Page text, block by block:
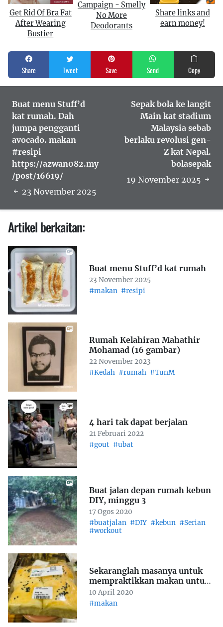
Get Rid Of Bra Fat
After Wearing
Bustier
Campaign - Smelly
No More
Deodorants
Share links and
earn money!
Share Tweet Save Send Copy
Buat menu Stuff’d
kat rumah. Dah
jumpa pengganti
avocado. makan
#resipi
https://azwan082.my
/post/16619/
23 November 2025
Sepak bola ke langit
Main kat stadium
Malaysia sebab
berlaku revolusi gen-
Z kat Nepal.
bolasepak
19 November 2025
Artikel berkaitan:
Buat menu Stuff’d kat rumah
23 November 2025
#makan #resipi
Rumah Kelahiran Mahathir
Mohamad (16 gambar)
22 November 2023
#Kedah #rumah #TunM
4 hari tak dapat berjalan
21 Februari 2022
#gout #ubat
Buat jalan depan rumah kebun
DIY, minggu 3
17 Ogos 2020
#buatjalan #DIY #kebun #Serian
#workout
Sekaranglah masanya untuk
mempraktikkan makan untuk
hidup, bukannya hidup untuk
makan
10 April 2020
#makan